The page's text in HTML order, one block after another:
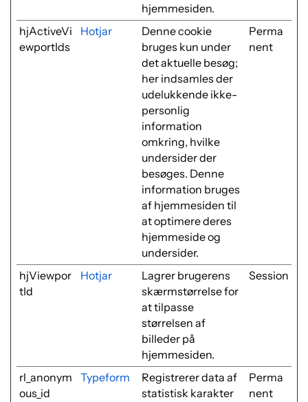
hjemmesiden.
hjActiveVi
ewportIds
Hotjar
Denne cookie
bruges kun under
det aktuelle besøg;
her indsamles der
udelukkende ikke-
personlig
information
omkring, hvilke
undersider der
besøges. Denne
information bruges
af hjemmesiden til
at optimere deres
hjemmeside og
undersider.
Perma
nent
hjViewpor
tId
Hotjar
Lagrer brugerens
skærmstørrelse for
at tilpasse
størrelsen af
billeder på
hjemmesiden.
Session
rl_anonym
ous_id
Typeform
Registrerer data af
statistisk karakter
Perma
nent